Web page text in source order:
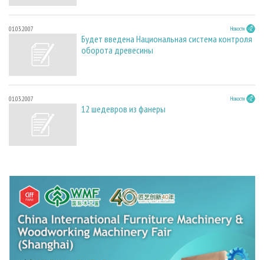
01.03.2007 Новости
Будет введена Национальная система контроля
оборота древесины
01.03.2007 Новости
12 шедевров из фанеры